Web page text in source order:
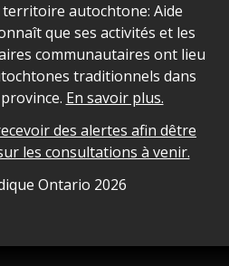
acknowledgement
territoire autochtone: Aide
que ses activités et les
communautaires ont lieu
traditionnels dans
En savoir plus.
des alertes afin dêtre
les consultations à venir.
information
Ontario 2026